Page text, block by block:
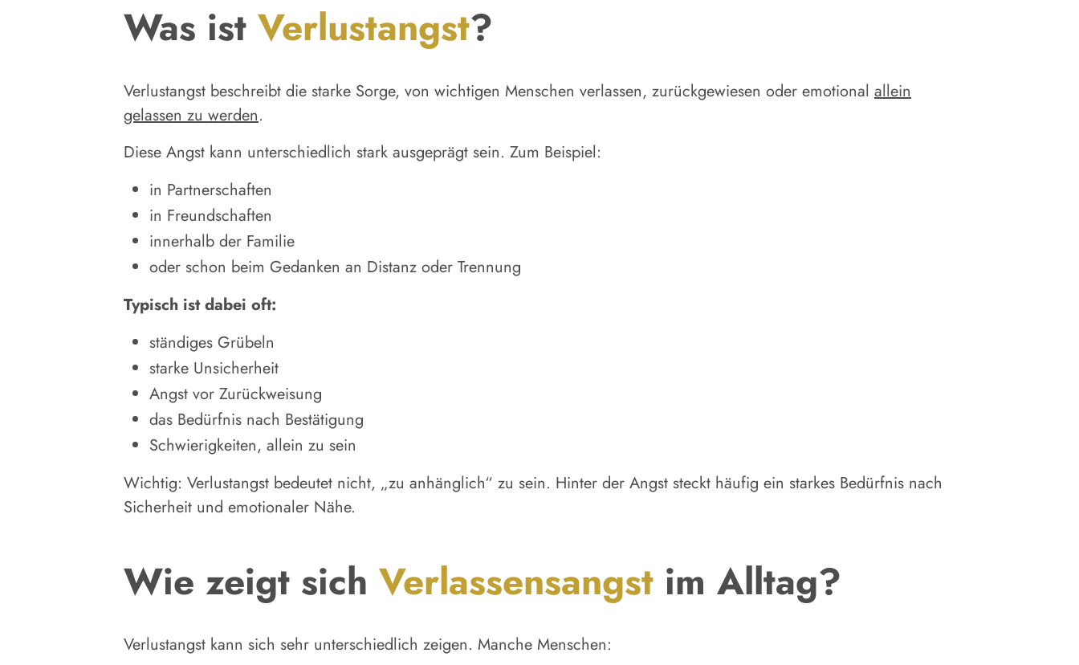
Was ist Verlustangst?
Verlustangst beschreibt die starke Sorge, von wichtigen Menschen verlassen, zurückgewiesen oder emotional allein
gelassen zu werden.
Diese Angst kann unterschiedlich stark ausgeprägt sein. Zum Beispiel:
in Partnerschaften
in Freundschaften
innerhalb der Familie
oder schon beim Gedanken an Distanz oder Trennung
Typisch ist dabei oft:
ständiges Grübeln
starke Unsicherheit
Angst vor Zurückweisung
das Bedürfnis nach Bestätigung
Schwierigkeiten, allein zu sein
Wichtig: Verlustangst bedeutet nicht, „zu anhänglich“ zu sein. Hinter der Angst steckt häufig ein starkes Bedürfnis nach
Sicherheit und emotionaler Nähe.
Wie zeigt sich Verlassensangst im Alltag?
Verlustangst kann sich sehr unterschiedlich zeigen. Manche Menschen: